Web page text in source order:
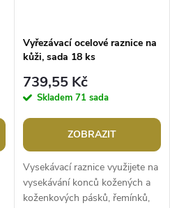
Vyřezávací ocelové raznice na
kůži, sada 18 ks
739,55 Kč
Skladem 71 sada
ZOBRAZIT
Vysekávací raznice využijete na
vysekávání konců kožených a
koženkových pásků, řemínků,